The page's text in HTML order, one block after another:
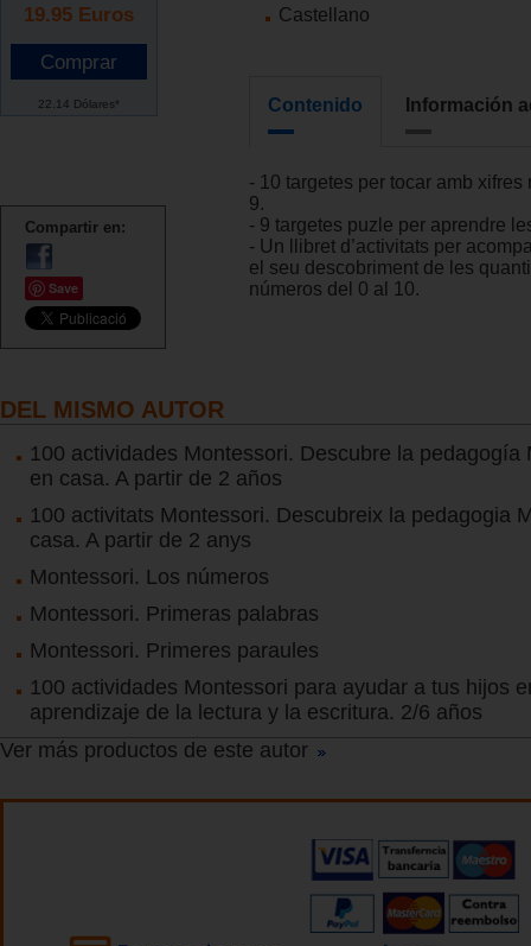
19.95 Euros
22.14 Dólares*
Compartir en:
Save
Castellano
Contenido Información
- 10 targetes per tocar amb xifres
9.
- 9 targetes puzle per aprendre
- Un llibret d’activitats per
el seu descobriment de les
números del 0 al 10.
DEL MISMO AUTOR
100 actividades Montessori. Descubre la pedagogía
en casa. A partir de 2 años
100 activitats Montessori. Descubreix la pedagogia
casa. A partir de 2 anys
Montessori. Los números
Montessori. Primeras palabras
Montessori. Primeres paraules
100 actividades Montessori para ayudar a tus hijos
aprendizaje de la lectura y la escritura. 2/6 años
Ver más productos de este autor